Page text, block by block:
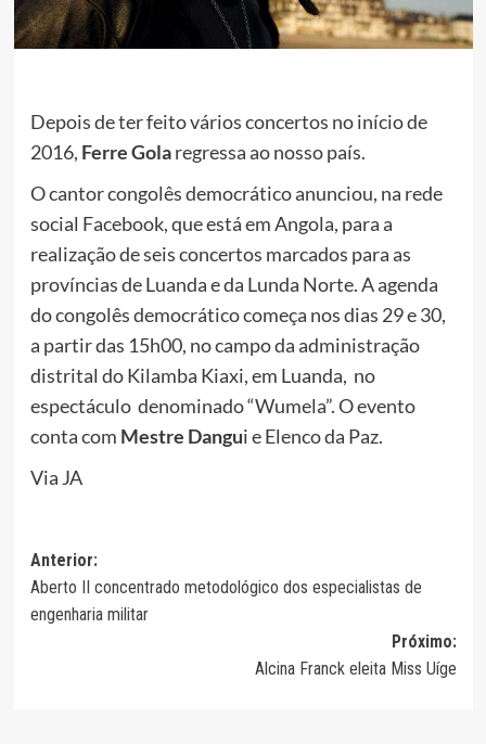
Depois de ter feito vários concertos no início de
2016, Ferre Golaregressa ao nosso país.
O cantor congolês democrático anunciou, na rede
social Facebook, que está em Angola, para a
realização de seis concertos marcados para as
províncias de Luanda e da Lunda Norte. A agenda
do congolês democrático começa nos dias 29 e 30,
a partir das 15h00, no campo da administração
distrital do Kilamba Kiaxi, em Luanda, no
espectáculo denominado “Wumela”. O evento
conta com Mestre Dangui e Elenco da Paz.
Via JA
Navegação
de
artigos
Anterior:
Aberto II concentrado metodológico dos especialistas de
engenharia militar
Próximo:
Alcina Franck eleita Miss Uíge